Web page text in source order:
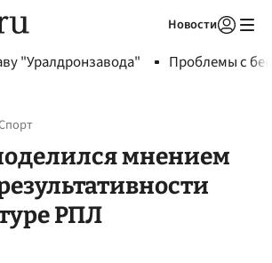
Новости
"Уралдронзавода" Проблемы с
мнением
РПЛ